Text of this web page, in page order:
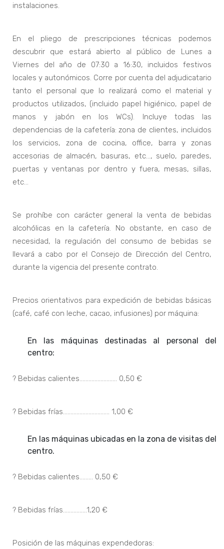
instalaciones.
En el pliego de prescripciones técnicas podemos
descubrir que estará abierto al público de Lunes a
Viernes del año de 07:30 a 16:30, incluidos festivos
locales y autonómicos. Corre por cuenta del adjudicatario
tanto el personal que lo realizará como el material y
productos utilizados, (incluido papel higiénico, papel de
manos y jabón en los WCs). Incluye todas las
dependencias de la cafetería: zona de clientes, incluidos
los servicios, zona de cocina, office, barra y zonas
accesorias de almacén, basuras, etc…, suelo, paredes,
puertas y ventanas por dentro y fuera, mesas, sillas,
etc…
Se prohíbe con carácter general la venta de bebidas
alcohólicas en la cafetería. No obstante, en caso de
necesidad, la regulación del consumo de bebidas se
llevará a cabo por el Consejo de Dirección del Centro,
durante la vigencia del presente contrato.
Precios orientativos para expedición de bebidas básicas
(café, café con leche, cacao, infusiones) por máquina:
En las máquinas destinadas al personal del
centro:
? Bebidas calientes……………………. 0,50 €
? Bebidas frías…………………………. 1,00 €
En las máquinas ubicadas en la zona de visitas del
centro.
? Bebidas calientes……… 0,50 €
? Bebidas frías…………….1,20 €
Posición de las máquinas expendedoras: